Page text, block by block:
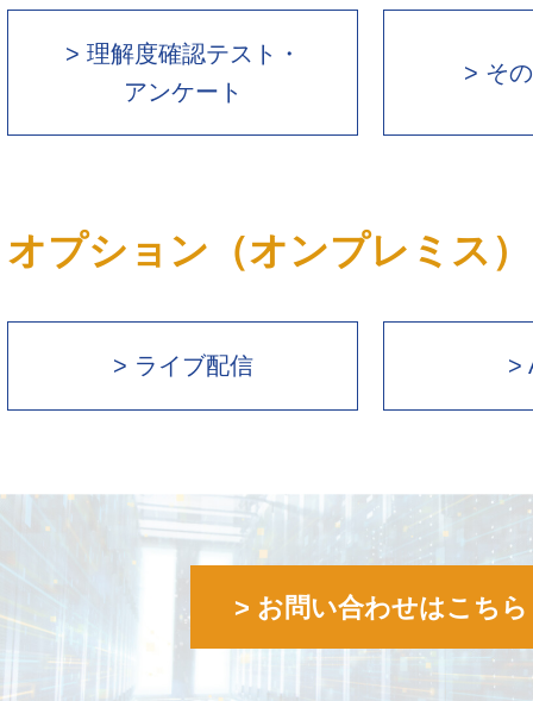
> 理解度確認テスト・
アンケート
> そ
オプション（オンプレミス）
> ライブ配信 >
> お問い合わせはこちら